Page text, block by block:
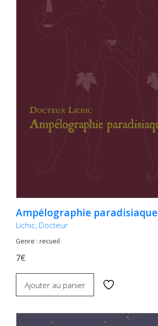
Ampélographie paradisiaque
Lichic, Docteur
Genre : recueil
7€
Ajouter au panier